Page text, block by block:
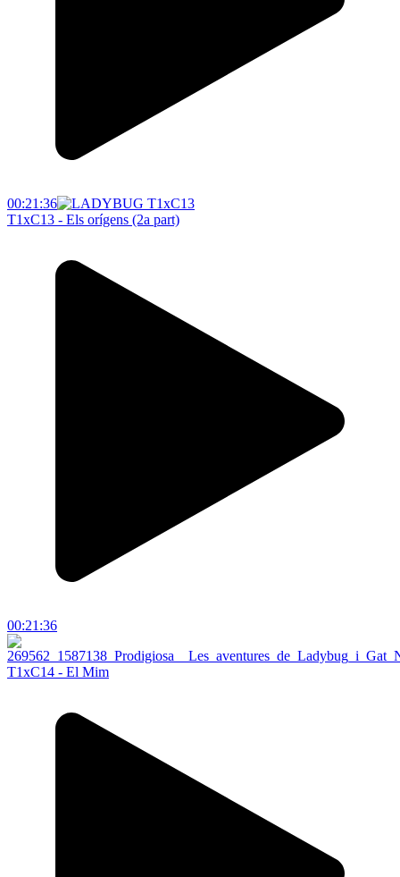
00:21:36
T1xC13 - Els orígens (2a part)
00:21:36
T1xC14 - El Mim